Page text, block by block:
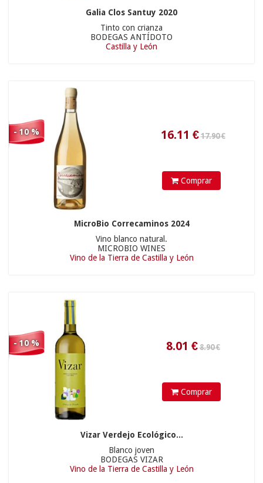
Galia Clos Santuy 2020
Tinto con crianza
BODEGAS ANTÍDOTO
Castilla y León
- 10 %
Comprar
MicroBio Correcaminos 2024
Vino blanco natural.
MICROBIO WINES
Vino de la Tierra de Castilla y León
- 10 %
Comprar
Vizar Verdejo Ecológico...
Blanco joven
BODEGAS VIZAR
Vino de la Tierra de Castilla y León
184.5€
66.6€
1 und »
54.90 €
33.90 €